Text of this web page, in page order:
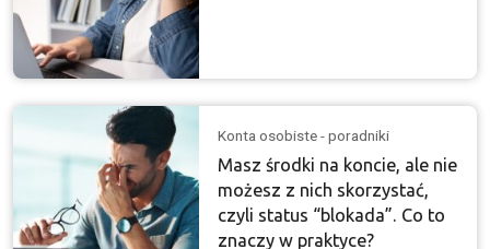
Konta osobiste - poradniki
Masz środki na koncie, ale nie
możesz z nich skorzystać,
czyli status “blokada”. Co to
znaczy w praktyce?